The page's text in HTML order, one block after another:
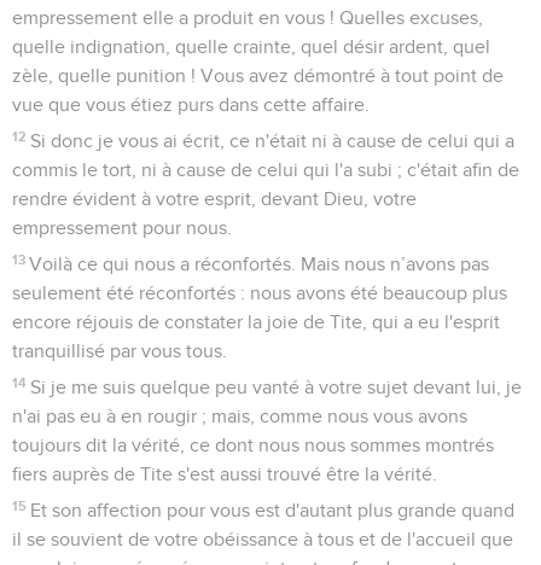
empressement elle a produit en vous ! Quelles excuses,
quelle indignation, quelle crainte, quel désir ardent, quel
zèle, quelle punition ! Vous avez démontré à tout point de
vue que vous étiez purs dans cette affaire.
12 Si donc je vous ai écrit, ce n'était ni à cause de celui qui a
commis le tort, ni à cause de celui qui l'a subi ; c'était afin de
rendre évident à votre esprit, devant Dieu, votre
empressement pour nous.
13 Voilà ce qui nous a réconfortés. Mais nous n’avons pas
seulement été réconfortés : nous avons été beaucoup plus
encore réjouis de constater la joie de Tite, qui a eu l'esprit
tranquillisé par vous tous.
14 Si je me suis quelque peu vanté à votre sujet devant lui, je
n'ai pas eu à en rougir ; mais, comme nous vous avons
toujours dit la vérité, ce dont nous nous sommes montrés
fiers auprès de Tite s'est aussi trouvé être la vérité.
15 Et son affection pour vous est d'autant plus grande quand
il se souvient de votre obéissance à tous et de l'accueil que